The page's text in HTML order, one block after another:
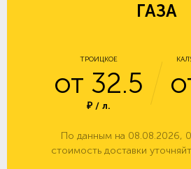
ГАЗА
ТРОИЦКОЕ
от 32.5
₽ / л.
По данным на 08.08.2026,
стоимость доставки